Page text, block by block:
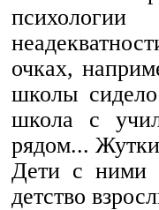
очках,
школы
школа с
рядом...
Дети с ними
детство